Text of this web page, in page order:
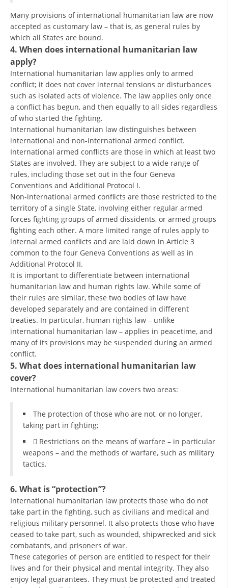
Many provisions of international humanitarian law are now
accepted as customary law – that is, as general rules by
which all States are bound.
4. When does international humanitarian law
apply?
International humanitarian law applies only to armed
conflict; it does not cover internal tensions or disturbances
such as isolated acts of violence. The law applies only once
a conflict has begun, and then equally to all sides regardless
of who started the fighting.
International humanitarian law distinguishes between
international and non-international armed conflict.
International armed conflicts are those in which at least two
States are involved. They are subject to a wide range of
rules, including those set out in the four Geneva
Conventions and Additional Protocol I.
Non-international armed conflicts are those restricted to the
territory of a single State, involving either regular armed
forces fighting groups of armed dissidents, or armed groups
fighting each other. A more limited range of rules apply to
internal armed conflicts and are laid down in Article 3
common to the four Geneva Conventions as well as in
Additional Protocol II.
It is important to differentiate between international
humanitarian law and human rights law. While some of
their rules are similar, these two bodies of law have
developed separately and are contained in different
treaties. In particular, human rights law – unlike
international humanitarian law – applies in peacetime, and
many of its provisions may be suspended during an armed
conflict.
5. What does international humanitarian law
cover?
International humanitarian law covers two areas:
The protection of those who are not, or no longer,
taking part in fighting;
 Restrictions on the means of warfare – in particular
weapons – and the methods of warfare, such as military
tactics.
6. What is “protection”?
International humanitarian law protects those who do not
take part in the fighting, such as civilians and medical and
religious military personnel. It also protects those who have
ceased to take part, such as wounded, shipwrecked and sick
combatants, and prisoners of war.
These categories of person are entitled to respect for their
lives and for their physical and mental integrity. They also
enjoy legal guarantees. They must be protected and treated